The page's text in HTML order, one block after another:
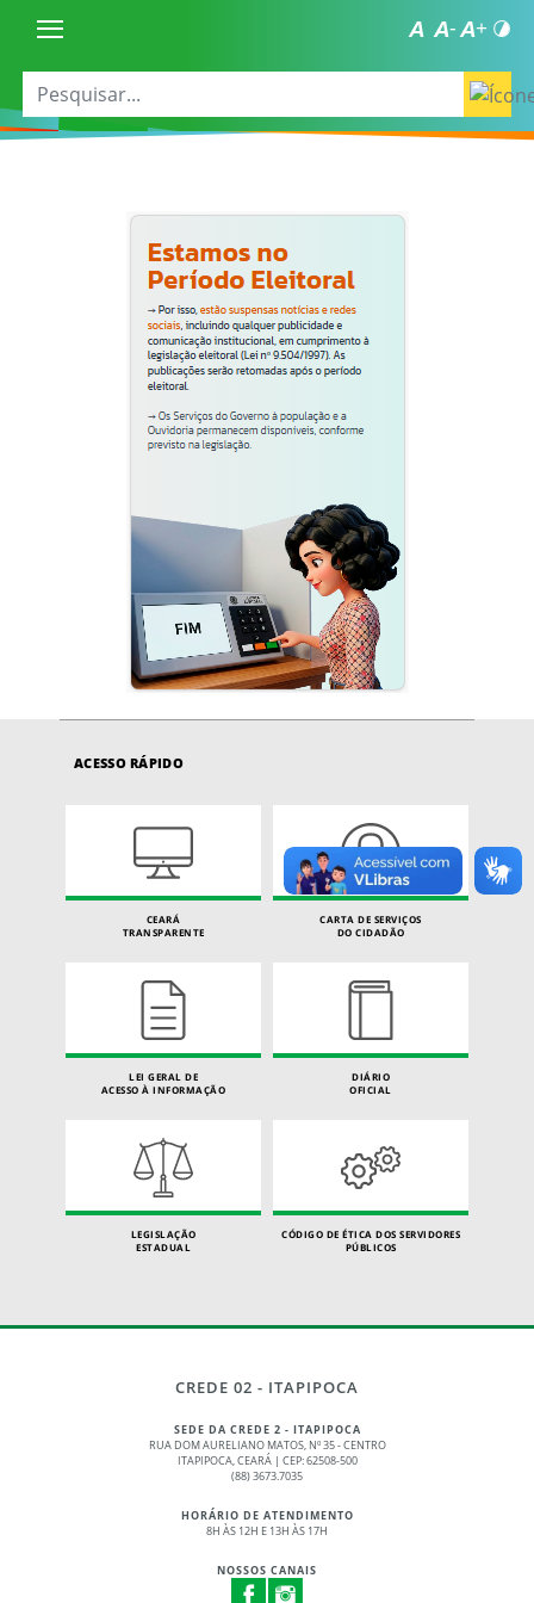
ACESSO RÁPIDO
CEARÁ
TRANSPARENTE
CARTA DE SERVIÇOS
DO CIDADÃO
LEI GERAL DE
ACESSO À INFORMAÇÃO
DIÁRIO
OFICIAL
LEGISLAÇÃO
ESTADUAL
CÓDIGO DE ÉTICA DOS SERVIDORES
PÚBLICOS
CREDE 02 - ITAPIPOCA
SEDE DA CREDE 2 - ITAPIPOCA
RUA DOM AURELIANO MATOS, Nº 35 - CENTRO
ITAPIPOCA, CEARÁ | CEP: 62508-500
(88) 3673.7035
HORÁRIO DE ATENDIMENTO
8H ÀS 12H E 13H ÀS 17H
NOSSOS CANAIS